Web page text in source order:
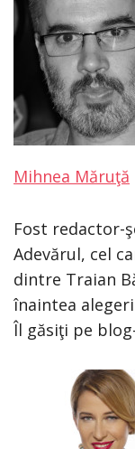
Mihnea Măruţă
Fost redactor-
Adevărul, cel
dintre Traian
înaintea
Îl găsiţi pe